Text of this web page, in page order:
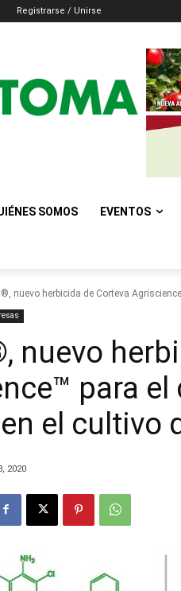
Registrarse / Unirse
SOMOS EVENTOS
nuevo herbicida de Corteva
nuevo
para el
el cultivo
2020